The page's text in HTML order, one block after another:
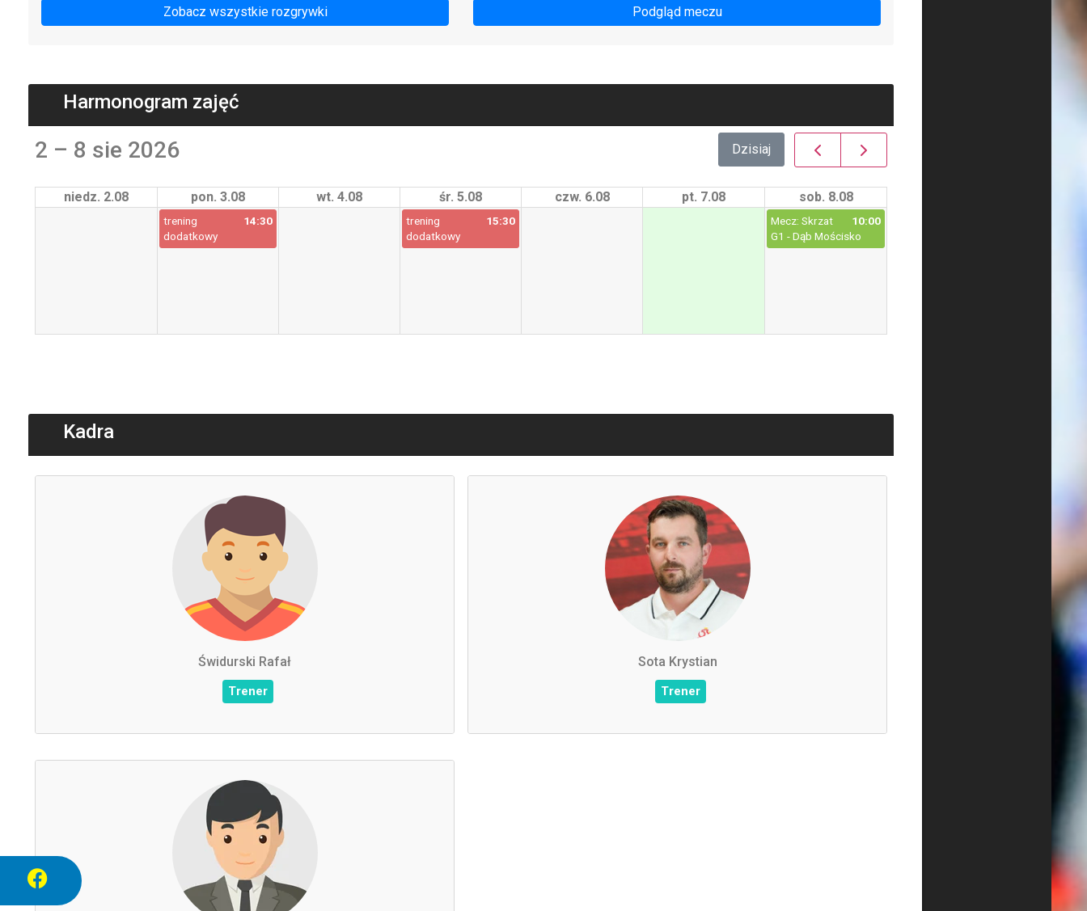
Zobacz wszystkie rozgrywki Podgląd meczu
Harmonogram zajęć
2 – 8 sie 2026 Dzisiaj
niedz. 2.08 pon. 3.08 wt. 4.08 śr. 5.08 czw. 6.08 pt. 7.08 sob. 8.08
14:30
trening
dodatkowy
15:30
trening
dodatkowy
10:00
Mecz: Skrzat
G1 - Dąb Mościsko
Kadra
Świdurski Rafał
Trener
Świdurski Rafał
Telefon :
600201019
Sota Krystian
Trener
Sota Krystian
Telefon :
604562153